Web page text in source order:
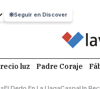
Seguir en Discover
luz Padre Coraje